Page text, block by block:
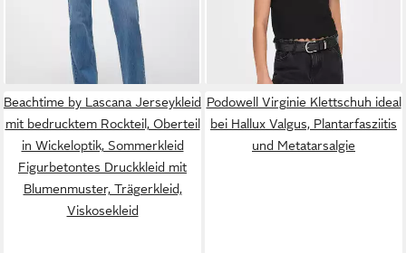
lieferbar - in 1-2 Werktagen bei dir
lieferbar - in 1-2 Werktagen bei dir
+8
Beachtime by Lascana Jerseykleid
mit bedrucktem Rockteil, Oberteil
in Wickeloptik, Sommerkleid
Figurbetontes Druckkleid mit
Blumenmuster, Trägerkleid,
Viskosekleid
Podowell Virginie Klettschuh ideal
bei Hallux Valgus, Plantarfasziitis
und Metatarsalgie